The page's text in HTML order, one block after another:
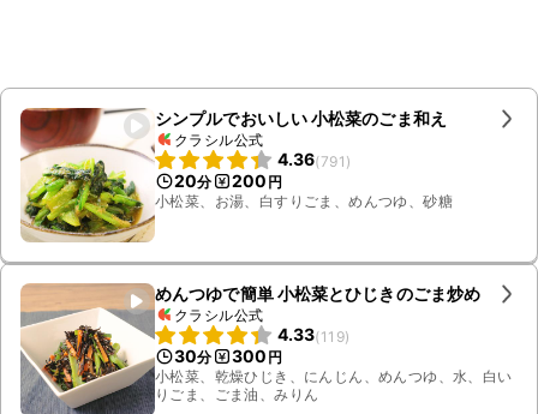
シンプルでおいしい 小松菜のごま和え
クラシル公式
4.36(791 )
20分 200 円
小松菜、お湯、白すりごま、めんつゆ、砂糖
めんつゆで簡単 小松菜とひじきのごま炒め
クラシル公式
4.33(119)
30分 300 円
小松菜、乾燥ひじき、にんじん、めんつゆ、水、白い
りごま、ごま油、みりん